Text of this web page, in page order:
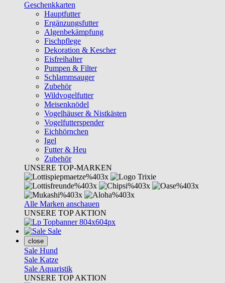
Geschenkkarten
Hauptfutter
Ergänzungsfutter
Algenbekämpfung
Fischpflege
Dekoration & Kescher
Eisfreihalter
Pumpen & Filter
Schlammsauger
Zubehör
Wildvogelfutter
Meisenknödel
Vogelhäuser & Nistkästen
Vogelfutterspender
Eichhörnchen
Igel
Futter & Heu
Zubehör
UNSERE TOP-MARKEN
Alle Marken anschauen
UNSERE TOP AKTION
Sale
close
Sale Hund
Sale Katze
Sale Aquaristik
UNSERE TOP AKTION